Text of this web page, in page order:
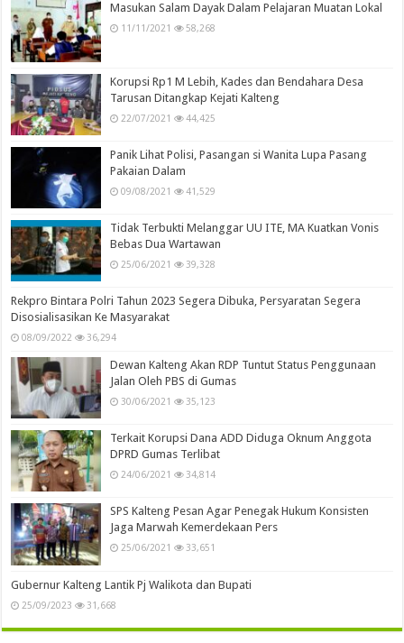
Masukan Salam Dayak Dalam Pelajaran Muatan Lokal
11/11/2021 58,268
Korupsi Rp1 M Lebih, Kades dan Bendahara Desa
Tarusan Ditangkap Kejati Kalteng
22/07/2021 44,425
Panik Lihat Polisi, Pasangan si Wanita Lupa Pasang
Pakaian Dalam
09/08/2021 41,529
Tidak Terbukti Melanggar UU ITE, MA Kuatkan Vonis
Bebas Dua Wartawan
25/06/2021 39,328
Rekpro Bintara Polri Tahun 2023 Segera Dibuka, Persyaratan Segera
Disosialisasikan Ke Masyarakat
08/09/2022 36,294
Dewan Kalteng Akan RDP Tuntut Status Penggunaan
Jalan Oleh PBS di Gumas
30/06/2021 35,123
Terkait Korupsi Dana ADD Diduga Oknum Anggota
DPRD Gumas Terlibat
24/06/2021 34,814
SPS Kalteng Pesan Agar Penegak Hukum Konsisten
Jaga Marwah Kemerdekaan Pers
25/06/2021 33,651
Gubernur Kalteng Lantik Pj Walikota dan Bupati
25/09/2023 31,668